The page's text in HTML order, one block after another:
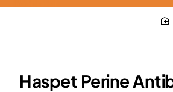
Haspet Perine